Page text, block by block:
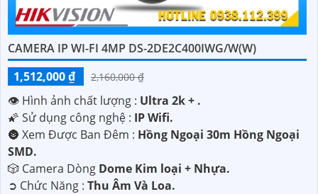
CAMERA IP WI-FI 4MP DS-2DE2C400IWG/W(W)
1,512,000 ₫
2,160,000 ₫
👁 Hình ảnh chất lượng : Ultra 2k + .
🌠 Sử dụng công nghệ : IP Wifi.
🌚 Xem Được Ban Đêm : Hồng Ngoại 30m Hồng Ngoại
SMD.
🎲 Camera Dòng Dome Kim loại + Nhựa.
️➲ Chức Năng : Thu Âm Và Loa.